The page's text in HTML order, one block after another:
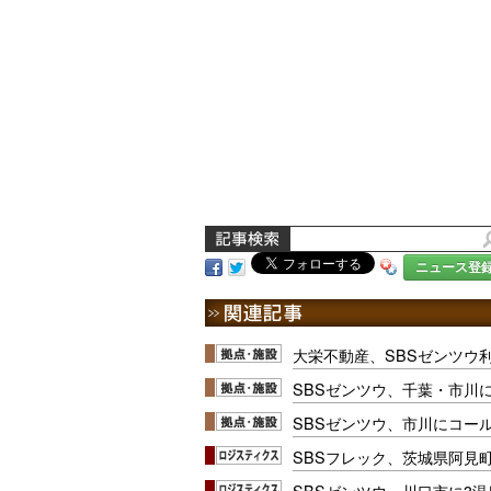
ニュース登
大栄不動産、SBSゼンツウ
SBSゼンツウ、千葉・市川
SBSゼンツウ、市川にコー
SBSフレック、茨城県阿見